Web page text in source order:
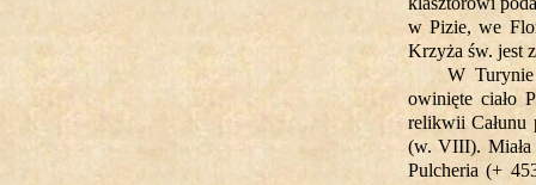
w Pizie, we
Krzyża św. jest
W
owinięte ciało
relikwii
(w. VIII). Miała
Pulcheria (+